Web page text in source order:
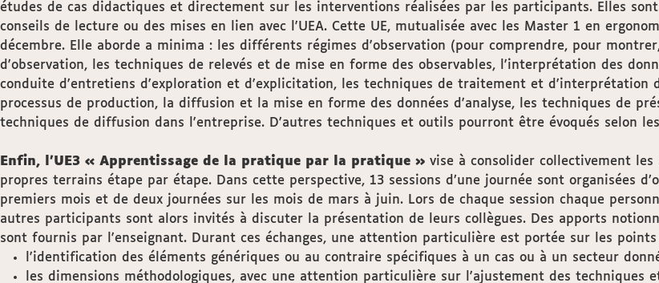
études de cas didactiques et directement sur les interventions réalisées par les participants. Elles
conseils de lecture ou des mises en lien avec l'UEA. Cette UE, mutualisée avec les Master 1 en
décembre. Elle aborde a minima : les différents régimes d'observation (pour comprendre, pour
d'observation, les techniques de relevés et de mise en forme des observables, l'interprétation des
conduite d'entretiens d'exploration et d'explicitation, les techniques de traitement et d'interprétation
processus de production, la diffusion et la mise en forme des données d'analyse, les techniques de
techniques de diffusion dans l'entreprise. D'autres techniques et outils pourront être évoqués selon
Enfin, l’UE3 « Apprentissage de la pratique par la pratique » vise à consolider collectivement
propres terrains étape par étape. Dans cette perspective, 13 sessions d’une journée sont organisées
premiers mois et de deux journées sur les mois de mars à juin. Lors de chaque session chaque
autres participants sont alors invités à discuter la présentation de leurs collègues. Des apports
sont fournis par l'enseignant. Durant ces échanges, une attention particulière est portée sur les
l'identification des éléments génériques ou au contraire spécifiques à un cas ou à un secteur
les dimensions méthodologiques, avec une attention particulière sur l'ajustement des techniques